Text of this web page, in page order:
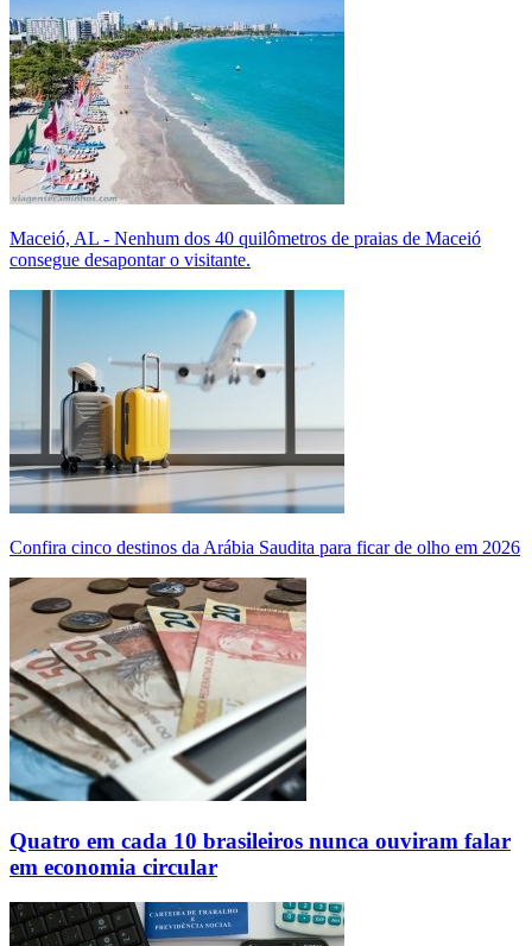
Maceió, AL - Nenhum dos 40 quilômetros de praias de Maceió
consegue desapontar o visitante.
Confira cinco destinos da Arábia Saudita para ficar de olho em 2026
Quatro em cada 10 brasileiros nunca ouviram falar
em economia circular